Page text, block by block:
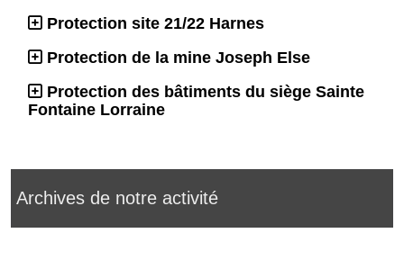
Protection site 21/22 Harnes
Protection de la mine Joseph Else
Protection des bâtiments du siège Sainte
Fontaine Lorraine
Archives de notre activité